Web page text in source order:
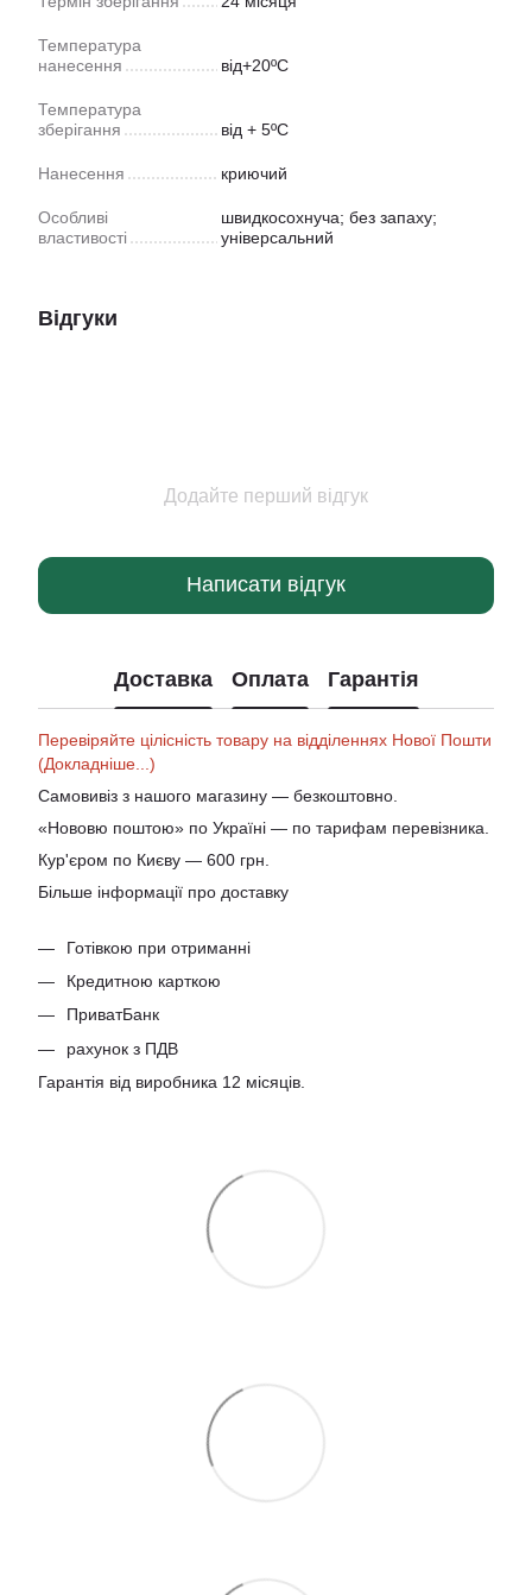
Температура
нанесення
від+20ºС
Температура
зберігання
від + 5ºС
Нанесення криючий
Особливі
властивості
швидкосохнуча; без запаху;
універсальний
Відгуки
Додайте перший відгук
Написати відгук
Доставка Оплата Гарантія
Перевіряйте цілісність товару на відділеннях Нової Пошти
(Докладніше...)
Самовивіз з нашого магазину — безкоштовно.
«Нововю поштою» по Україні — по тарифам перевізника.
Кур'єром по Києву — 600 грн.
Більше інформації про доставку
Готівкою при отриманні
Кредитною карткою
ПриватБанк
рахунок з ПДВ
Гарантія від виробника 12 місяців.